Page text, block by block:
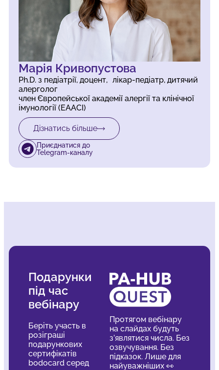
Марія Кривопустова
Ph.D. з педіатрії, доцент, лікар-педіатр, дитячий
алерголог
член Європейської академії алергії та клінічної
імунології (EAACI)
Дізнатись більше
Приєднатися до
Telegram-каналу
Подарунки
під час
вебінару
Беріть участь в
розіграші
подарункових
сертифікатів
bodocard серед
Протягом вебінару
на слайдах будуть
з’являтися числа. Без
озвучування. Без
підказок. Лише для
найуважніших 👀